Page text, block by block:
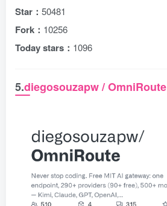
Star： 50481
Fork： 10256
Today stars： 1096
5.diegosouzapw / OmniRoute